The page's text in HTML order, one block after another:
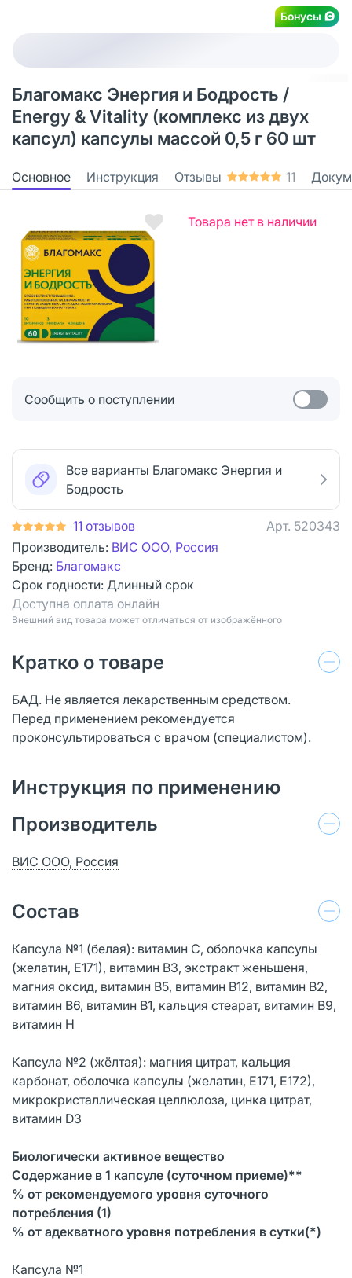
Бонусы
Благомакс Энергия и Бодрость /
Energy & Vitality (комплекс из двух
капсул) капсулы массой 0,5 г 60 шт
Основное Инструкция Отзывы 11
Товара нет в наличии
Сообщить о поступлении
Все варианты Благомакс Энергия и
Бодрость
11 отзывов Арт. 520343
Производитель: ВИС ООО, Россия
Бренд: Благомакс
Срок годности: Длинный срок
Доступна оплата онлайн
Bнешний вид товара может отличаться от изображённого
Кратко о товаре
БАД. Не является лекарственным средством.
Перед применением рекомендуется
проконсультироваться с врачом (специалистом).
Инструкция по применению
Производитель
ВИС ООО, Россия
Состав
Капсула №1 (белая): витамин С, оболочка капсулы
(желатин, Е171), витамин В3, экстракт женьшеня,
магния оксид, витамин В5, витамин В12, витамин В2,
витамин В6, витамин В1, кальция стеарат, витамин В9,
витамин H
Капсула №2 (жёлтая): магния цитрат, кальция
карбонат, оболочка капсулы (желатин, Е171, Е172),
микрокристаллическая целлюлоза, цинка цитрат,
витамин D3
Биологически активное вещество
Содержание в 1 капсуле (суточном приеме)**
% от рекомендуемого уровня суточного
потребления (1)
% от адекватного уровня потребления в сутки(*)
Капсула №1